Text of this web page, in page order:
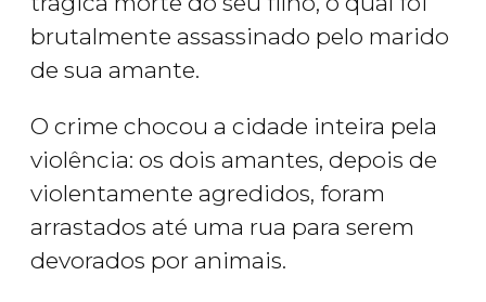
brutalmente assassinado pelo marido
de sua amante.
O crime chocou a cidade inteira pela
violência: os dois amantes, depois de
violentamente agredidos, foram
arrastados até uma rua para serem
devorados por animais.